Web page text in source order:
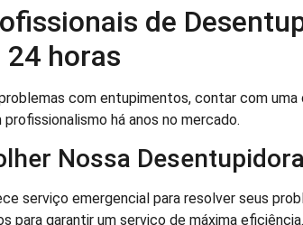
de
24 horas
com entupimentos, contar com
há anos no mercado.
Nossa
serviço emergencial para resolver seus
para garantir um serviço de máxima eficiência.